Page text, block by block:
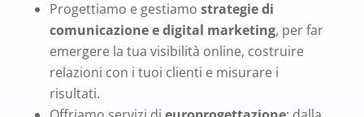
Progettiamo e gestiamo strategie di
comunicazione e digital marketing, per far
emergere la tua visibilità online, costruire
relazioni con i tuoi clienti e misurare i
risultati.